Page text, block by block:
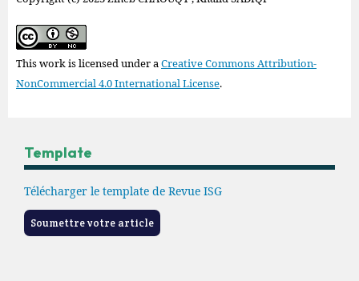
This work is licensed under aCreative Commons Attribution-
NonCommercial 4.0 International License.
Template
Télécharger le template de Revue ISG
Soumettre votre article